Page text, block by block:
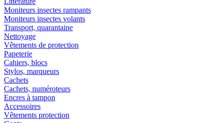
Moniteurs insectes rampants
Moniteurs insectes volants
Transport, quarantaine
Nettoyage
Vêtements de protection
Papeterie
Cahiers, blocs
Stylos, marqueurs
Cachets
Cachets, numéroteurs
Encres à tampon
Accessoires
Vêtements protection